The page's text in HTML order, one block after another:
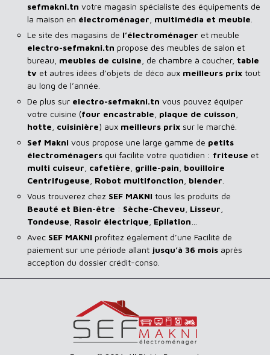
sefmakni.tn votre magasin spécialiste des équipements de
la maison en électroménager multimédia et meuble
Le site des magasins de l’électroménager et meuble
electro-sefmakni.tn propose des meubles de salon et
bureau, meubles de cuisine , de chambre à coucher, table
tv et autres idées d’objets de déco aux meilleurs prix tout
au long de l’année.
De plus sur electro-sefmakni.tn vous pouvez équiper
votre cuisine (four encastrable plaque de cuisson
hotte cuisinière) aux meilleurs prix sur le marché.
Sef Makni vous propose une large gamme de petits
électroménagers qui facilite votre quotidien : friteuse et
multi cuiseur cafetière grille-pain bouilloire
Centrifugeuse Robot multifonction blender
Vous trouverez chez SEF MAKNI tous les produits de
Beauté et Bien-être : Sèche-Cheveu Lisseur
Tondeuse Rasoir électrique Epilation
Avec SEF MAKNI profitez également d’une Facilité de
paiement sur une période allant jusqu’à 36 mois après
acception du dossier crédit-conso.